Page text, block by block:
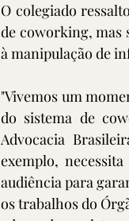
O colegiado
de coworking, mas
à manipulação de
"Vivemos um
do sistema de
Advocacia
exemplo,
audiência para
os trabalhos do